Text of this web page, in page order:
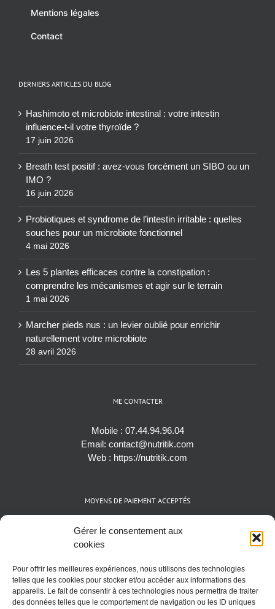
Gérer le consentement aux
cookies
Pour offrir les meilleures expériences, nous utilisons des technologies
telles que les cookies pour stocker et/ou accéder aux informations des
appareils. Le fait de consentir à ces technologies nous permettra de traiter
des données telles que le comportement de navigation ou les ID uniques
Mentions légales
Contact
DERNIERS ARTICLES DU BLOG
Hashimoto et microbiote intestinal : votre intestin
influence-t-il votre thyroïde ?
17 juin 2026
Breath test positif : avez-vous forcément un SIBO ou un
IMO ?
16 juin 2026
Probiotiques et syndrome de l’intestin irritable : quelles
souches pour un microbiote fonctionnel
4 mai 2026
Les 5 plantes efficaces contre la constipation :
comprendre les mécanismes et agir sur le terrain
1 mai 2026
Marcher pieds nus : un levier oublié pour enrichir
naturellement votre microbiote
28 avril 2026
ME CONTACTER
Mobile : 07.44.94.96.04
Email: contact@nutritik.com
Web : https://nutritik.com
MOYENS DE PAIEMENT ACCEPTÉS
Espèces (EUR)
Cartes bancaires (VISA, Mastercard et AMEX)
Cryptomonnaies (BTC)